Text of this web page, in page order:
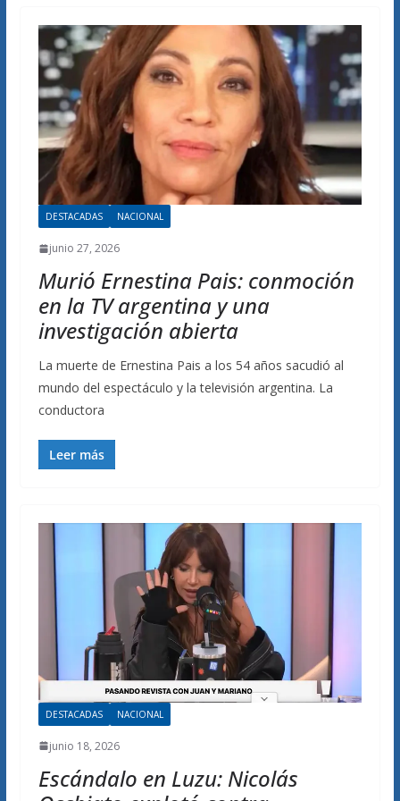
DESTACADAS NACIONAL
junio 27, 2026
Murió Ernestina Pais: conmoción
en la TV argentina y una
investigación abierta
La muerte de Ernestina Pais a los 54 años sacudió al
mundo del espectáculo y la televisión argentina. La
conductora
Leer más
DESTACADAS NACIONAL
junio 18, 2026
Escándalo en Luzu: Nicolás